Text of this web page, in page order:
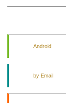
Android
by Email